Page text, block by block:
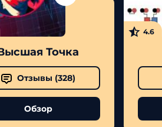
2
Точка